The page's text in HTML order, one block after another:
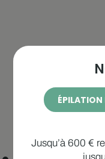
ÉPILATION
Jusqu’à 600 €